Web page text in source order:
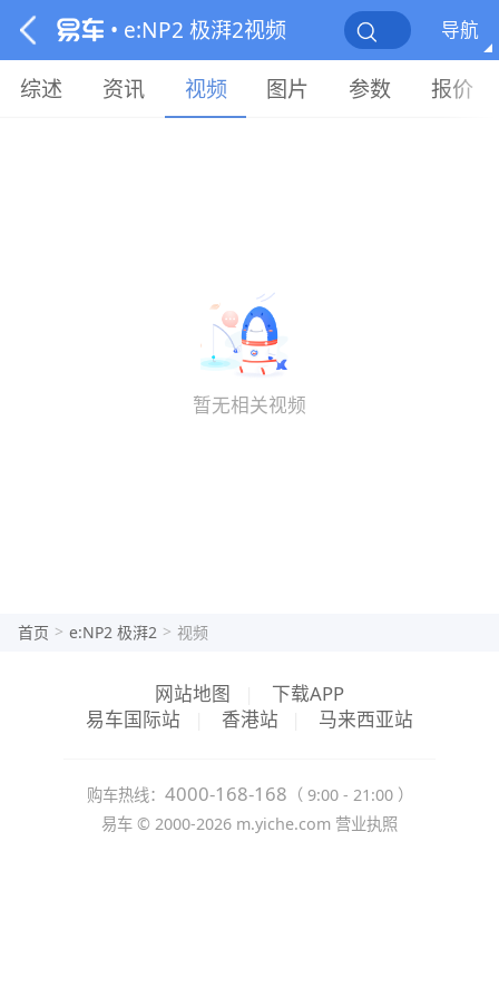
• e:NP2 极湃2视频 导航
综述 资讯 视频 图片 参数 报价
暂无相关视频
首页 > e:NP2 极湃2 > 视频
网站地图
下载APP
易车国际站
香港站 马来西亚站
购车热线： 4000-168-168 （ 9:00 - 21:00 ）
易车 © 2000-2026 m.yiche.com 营业执照